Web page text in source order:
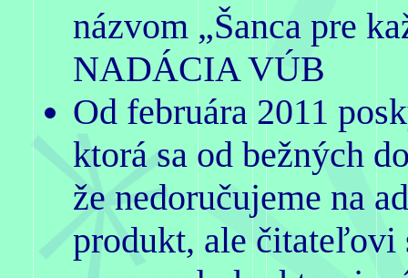
názvom „Šanca pre
NADÁCIA VÚB
Od februára 2011
ktorá sa od bežných
že nedoručujeme na
produkt, ale čitateľovi